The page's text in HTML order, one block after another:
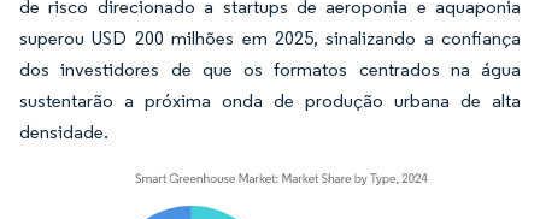
de risco direcionado a startups de aeroponia e aquaponia
superou USD 200 milhões em 2025, sinalizando a confiança
dos investidores de que os formatos centrados na água
sustentarão a próxima onda de produção urbana de alta
densidade.